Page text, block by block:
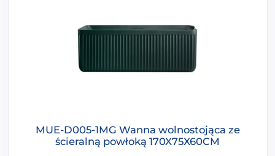
MUE-D005-1MG Wanna wolnostojąca ze
ścieralną powłoką 170X75X60CM